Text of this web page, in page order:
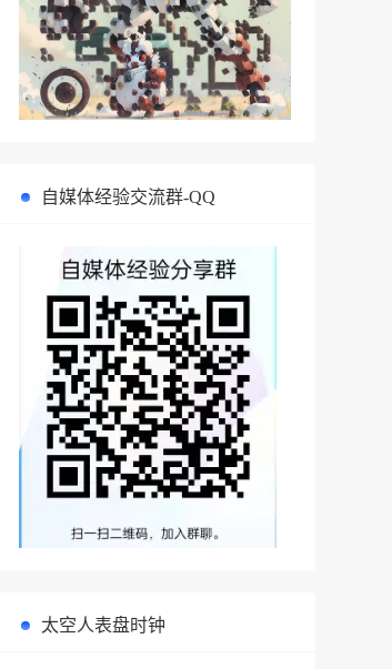
自媒体经验交流群-QQ
太空人表盘时钟